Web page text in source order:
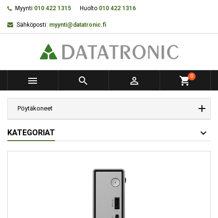
Myynti 010 422 1315 Huolto 010 422 1316
Sähköposti: myynti@datatronic.fi
   shopping_cart0
Pöytäkoneet
KATEGORIAT